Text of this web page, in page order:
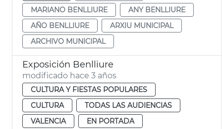
MARIANO BENLLIURE
ANY BENLLIURE
AÑO BENLLIURE
ARXIU MUNICIPAL
ARCHIVO MUNICIPAL
Exposición Benlliure
modificado hace 3 años
CULTURA Y FIESTAS POPULARES
CULTURA
TODAS LAS AUDIENCIAS
VALENCIA
EN PORTADA